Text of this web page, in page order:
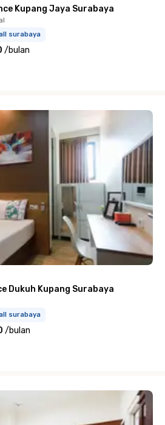
Kupang Jaya Surabaya
surabaya
/bulan
Dukuh Kupang Surabaya
surabaya
/bulan